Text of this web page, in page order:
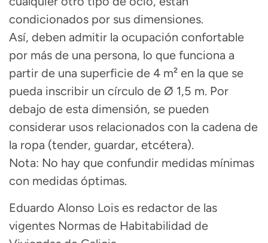
condicionados por sus dimensiones.
Así, deben admitir la ocupación confortable
por más de una persona, lo que funciona a
partir de una superficie de 4 m² en la que se
pueda inscribir un círculo de Ø 1,5 m. Por
debajo de esta dimensión, se pueden
considerar usos relacionados con la cadena de
la ropa (tender, guardar, etcétera).
Nota: No hay que confundir medidas mínimas
con medidas óptimas.
Eduardo Alonso Lois es redactor de las
vigentes Normas de Habitabilidad de